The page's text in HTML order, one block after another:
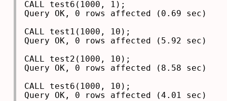
CALL test6(1000, 1);
Query OK, 0 rows affected (0.69 sec)
CALL test1(1000, 10);
Query OK, 0 rows affected (5.92 sec)
CALL test2(1000, 10);
Query OK, 0 rows affected (8.58 sec)
CALL test6(1000, 10);
Query OK, 0 rows affected (4.01 sec)